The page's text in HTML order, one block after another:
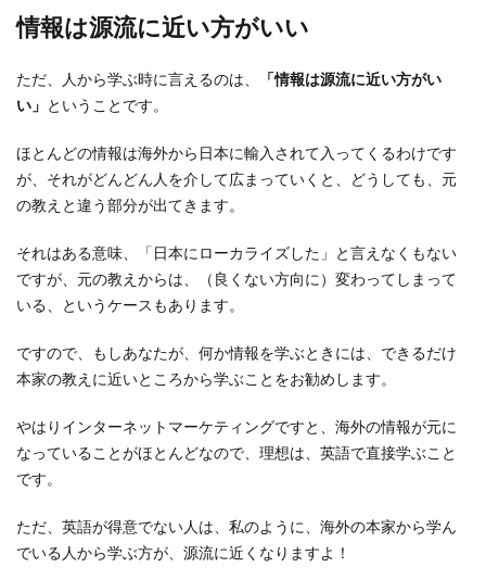
情報は源流に近い方がいい
ただ、人から学ぶ時に言えるのは、
「情報は源流に近い方がい
い」 ということです。
ほとんどの情報は海外から日本に輸入されて入ってくるわけです
が、それがどんどん人を介して広まっていくと、どうしても、元
の教えと違う部分が出てきます。
それはある意味、「日本にローカライズした」と言えなくもない
ですが、元の教えからは、（良くない方向に）変わってしまって
いる、というケースもあります。
ですので、もしあなたが、何か情報を学ぶときには、できるだけ
本家の教えに近いところから学ぶことをお勧めします。
やはりインターネットマーケティングですと、海外の情報が元に
なっていることがほとんどなので、理想は、英語で直接学ぶこと
です。
ただ、英語が得意でない人は、私のように、海外の本家から学ん
でいる人から学ぶ方が、源流に近くなりますよ！